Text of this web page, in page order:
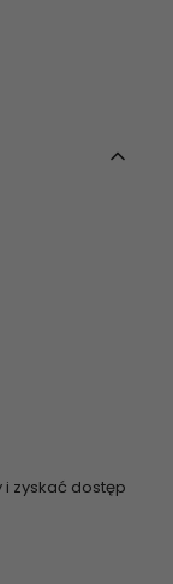
zyskać dostęp